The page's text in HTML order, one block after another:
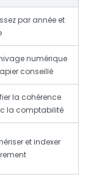
par année et
numérique
conseillé
la cohérence
la comptabilité
et indexer